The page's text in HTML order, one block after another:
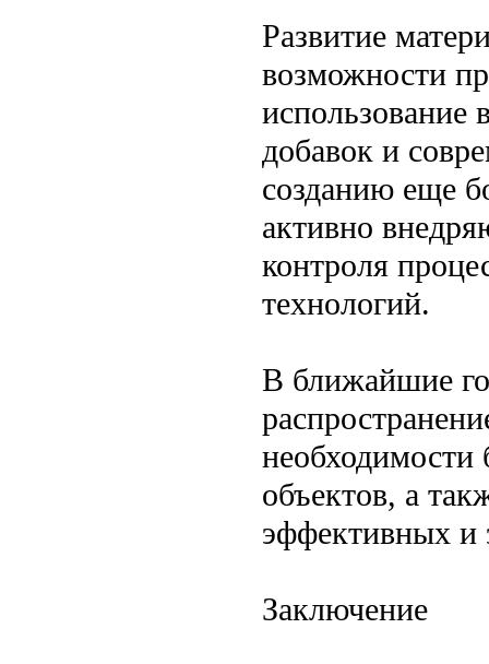
Развитие
возможности
использование
добавок и
созданию еще
активно
контроля
технологий.
В ближайшие
необходимости
объектов, а
эффективных и
Заключение